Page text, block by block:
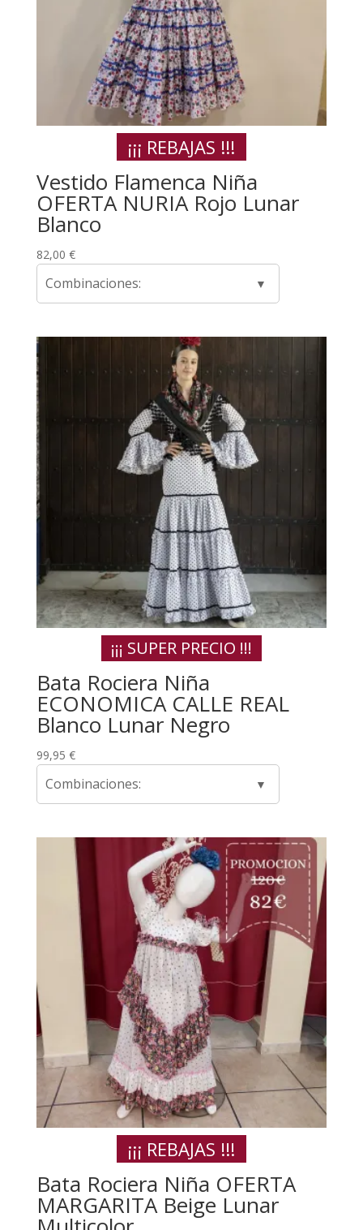
¡¡¡ REBAJAS !!!
Vestido Flamenca Niña
OFERTA NURIA Rojo Lunar
Blanco
82,00 €
Combinaciones:
¡¡¡ SUPER PRECIO !!!
Bata Rociera Niña
ECONOMICA CALLE REAL
Blanco Lunar Negro
99,95 €
Combinaciones:
¡¡¡ REBAJAS !!!
Bata Rociera Niña OFERTA
MARGARITA Beige Lunar